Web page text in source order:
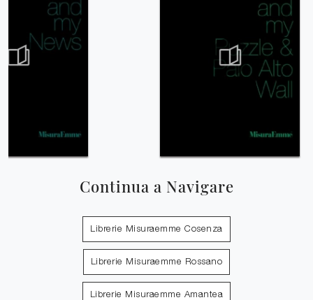
Continua a Navigare
Librerie Misuraemme Cosenza
Librerie Misuraemme Rossano
Librerie Misuraemme Amantea